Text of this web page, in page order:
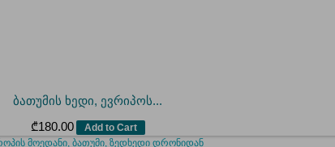
ბათუმის ხედი, ევრიპოს...
₾180.00 Add to Cart